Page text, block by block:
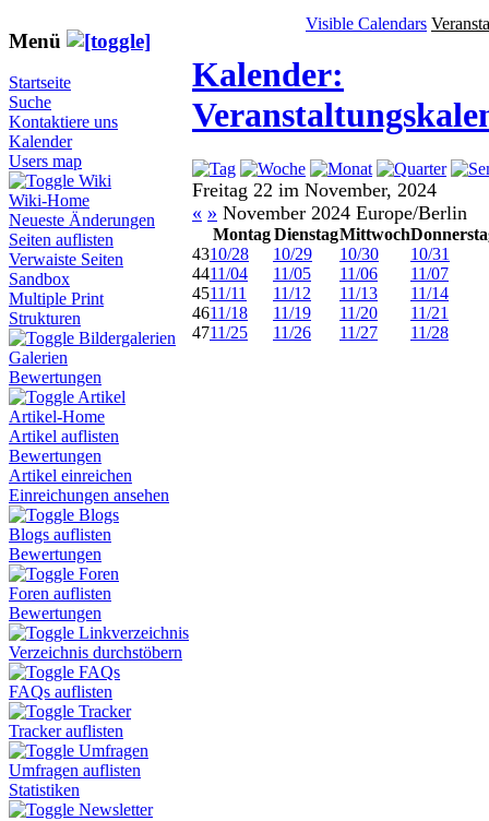
Menü
Startseite
Suche
Kontaktiere uns
Kalender
Users map
Wiki
Wiki-Home
Neueste Änderungen
Seiten auflisten
Verwaiste Seiten
Sandbox
Multiple Print
Strukturen
Bildergalerien
Galerien
Bewertungen
Artikel
Artikel-Home
Artikel auflisten
Bewertungen
Artikel einreichen
Einreichungen ansehen
Blogs
Blogs auflisten
Bewertungen
Foren
Foren auflisten
Bewertungen
Linkverzeichnis
Verzeichnis durchstöbern
FAQs
FAQs auflisten
Tracker
Tracker auflisten
Umfragen
Umfragen auflisten
Statistiken
Newsletter
Visible Calendars
Kalender:
Freitag 22 im November, 2024
« » November 2024 Europe/Berlin
Montag DienstagMittwoch
4310/28 10/29 10/30
10/31
4411/04 11/05 11/06
11/07
4511/11 11/12 11/13
11/14
4611/18 11/19 11/20
11/21
4711/25 11/26 11/27 11/28